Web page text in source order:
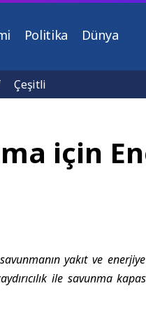
Politika Dünya
Çeşitli
için
yakıt ve
ile savunma